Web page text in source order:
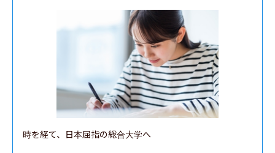
時を経て、日本屈指の総合大学へ